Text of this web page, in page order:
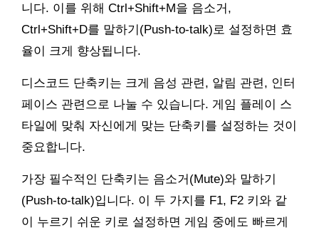
니다. 이를 위해 Ctrl+Shift+M을 음소거,
Ctrl+Shift+D를 말하기(Push-to-talk)로 설정하면 효
율이 크게 향상됩니다.
디스코드 단축키는 크게 음성 관련, 알림 관련, 인터
페이스 관련으로 나눌 수 있습니다. 게임 플레이 스
타일에 맞춰 자신에게 맞는 단축키를 설정하는 것이
중요합니다.
가장 필수적인 단축키는 음소거(Mute)와 말하기
(Push-to-talk)입니다. 이 두 가지를 F1, F2 키와 같
이 누르기 쉬운 키로 설정하면 게임 중에도 빠르게